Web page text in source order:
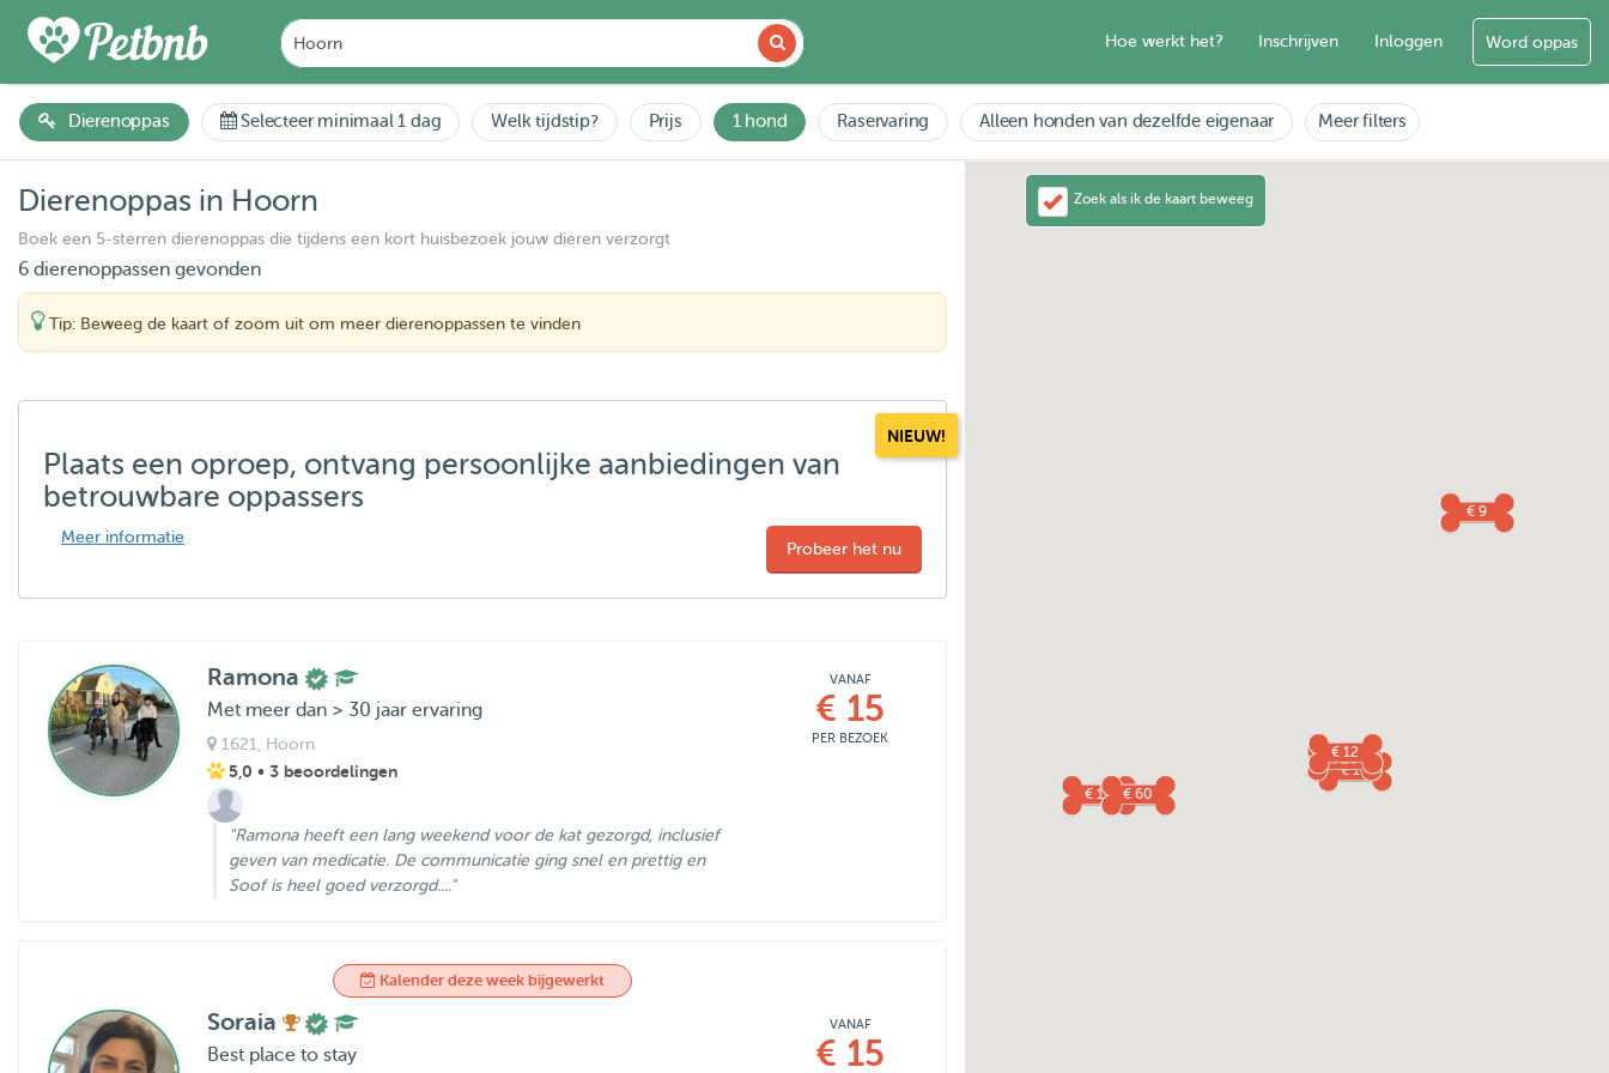
Hoe werkt het? Inschrijven Inloggen Word oppas
Dierenoppas Selecteer minimaal 1 dag Welk tijdstip? Prijs 1 hond Raservaring Alleen honden van dezelfde eigenaar Meer filters
Dierenoppas in Hoorn
Boek een 5-sterren dierenoppas die tijdens een kort huisbezoek jouw dieren verzorgt
6 dierenoppassen gevonden
Tip: Beweeg de kaart of zoom uit om meer dierenoppassen te vinden
NIEUW!
Plaats een oproep, ontvang persoonlijke aanbiedingen van
betrouwbare oppassers
Meer informatie
Probeer het nu
Ramona
Met meer dan > 30 jaar ervaring
1621 , Hoorn
5,0 • 3 beoordelingen
"Ramona heeft een lang weekend voor de kat gezorgd, inclusief
geven van medicatie. De communicatie ging snel en prettig en
Soof is heel goed verzorgd...."
VANAF
€ 15
PER BEZOEK
Kalender deze week bijgewerkt
Soraia
Best place to stay
VANAF
€ 15
€ 15
€ 15
€ 20
€ 12
€ 60
€ 9
Zoek als ik de kaart beweeg